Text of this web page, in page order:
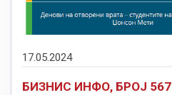
17.05.2024
БИЗНИС ИНФО, БРОЈ 567